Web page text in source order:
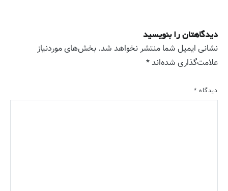
دیدگاهتان را بنویسید
نشانی ایمیل شما منتشر نخواهد شد. بخش‌های موردنیاز
علامت‌گذاری شده‌اند*
دیدگاه *